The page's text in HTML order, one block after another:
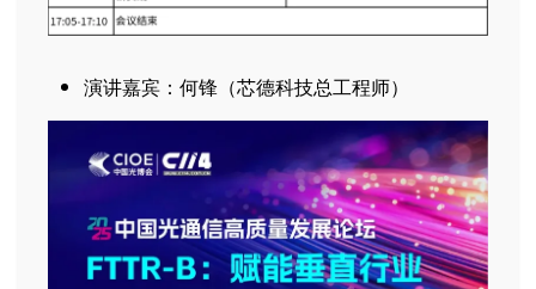
演讲嘉宾：何锋（芯德科技总工程师）